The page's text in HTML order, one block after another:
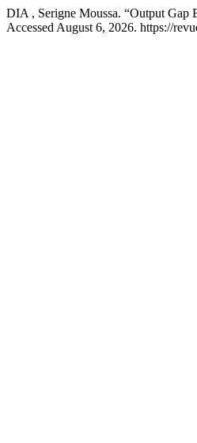
DIA , Serigne Moussa. “Output Gap
Accessed August 6, 2026. https://